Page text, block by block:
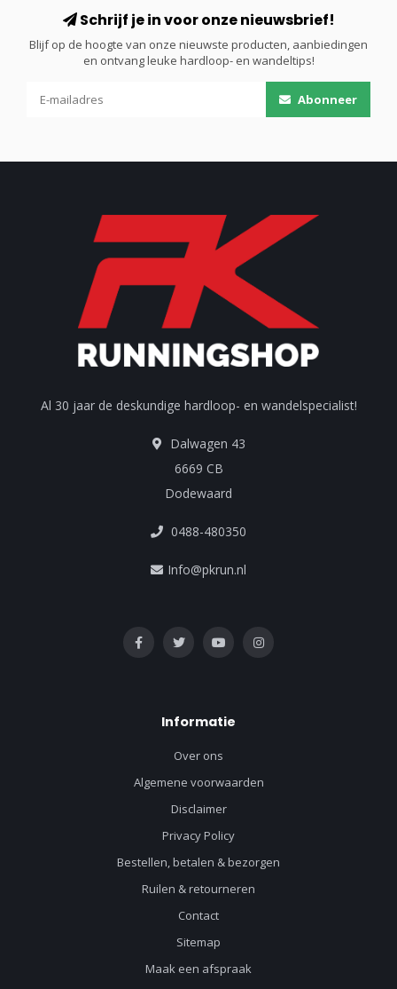
Schrijf je in voor onze nieuwsbrief!
Blijf op de hoogte van onze nieuwste producten, aanbiedingen
en ontvang leuke hardloop- en wandeltips!
Abonneer
Al 30 jaar de deskundige hardloop- en wandelspecialist!
Dalwagen 43
6669 CB
Dodewaard
0488-480350
Info@pkrun.nl
Informatie
Over ons
Algemene voorwaarden
Disclaimer
Privacy Policy
Bestellen, betalen & bezorgen
Ruilen & retourneren
Contact
Sitemap
Maak een afspraak